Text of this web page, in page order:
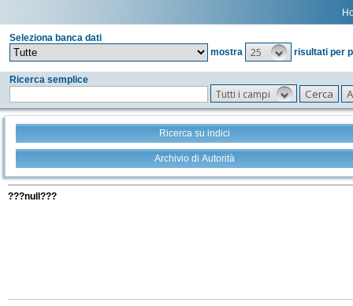
Seleziona banca dati
mostra
25 risultati per
Ricerca semplice
Tutti i campi
Ricerca su indici
Archivio di Autorità
???null???